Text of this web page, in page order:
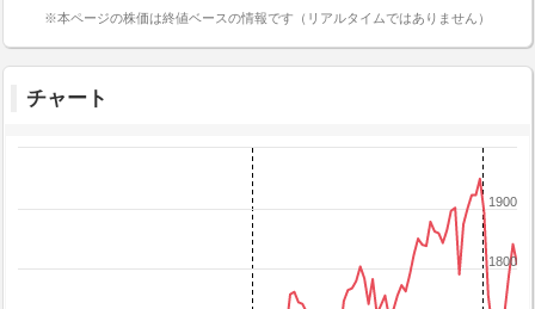
※本ページの株価は終値ベースの情報です（リアルタイムではありません）
チャート
1800
1900